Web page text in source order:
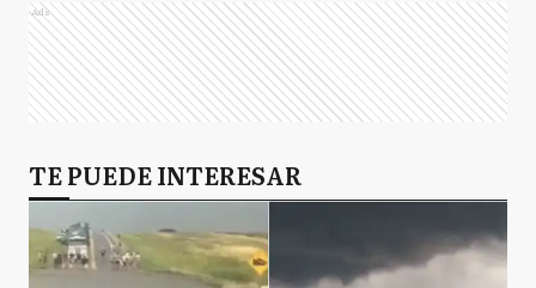
Ads
TE PUEDE INTERESAR